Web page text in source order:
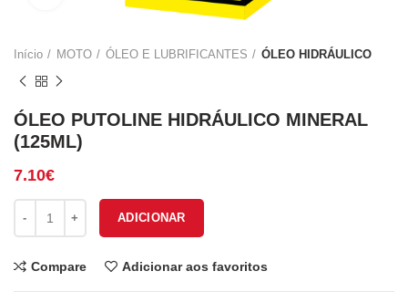
Início MOTO ÓLEO E LUBRIFICANTES ÓLEO HIDRÁULICO
ÓLEO PUTOLINE HIDRÁULICO MINERAL
(125ML)
7.10€
ADICIONAR
Compare Adicionar aos favoritos